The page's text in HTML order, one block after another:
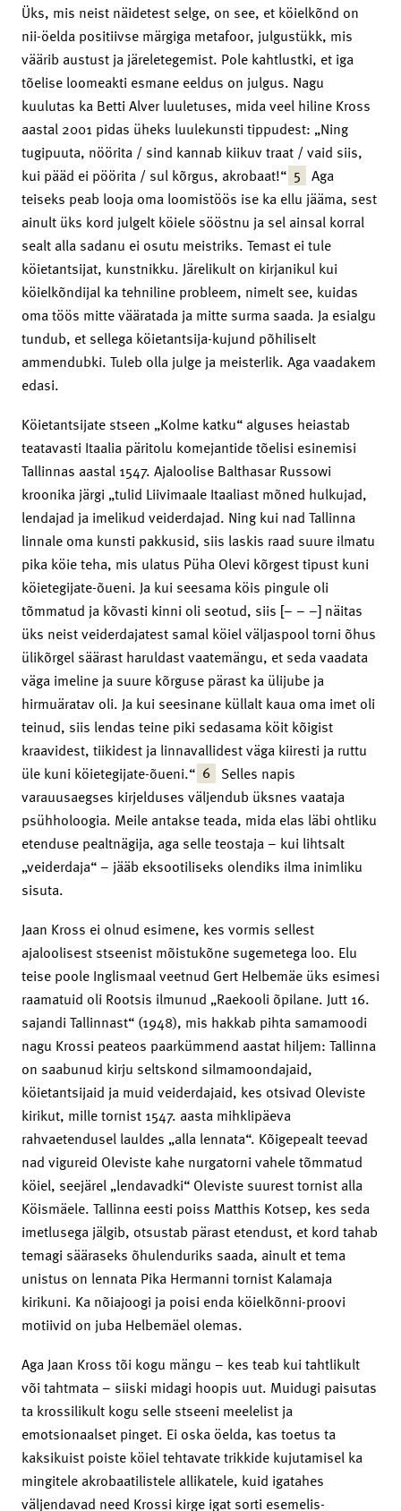
Üks, mis neist näidetest selge, on see, et köielkõnd on
nii-öelda positiivse märgiga metafoor, julgustükk, mis
väärib austust ja järeletegemist. Pole kahtlustki, et iga
tõelise loomeakti esmane eeldus on julgus. Nagu
kuulutas ka Betti Alver luuletuses, mida veel hiline Kross
aastal 2001 pidas üheks luulekunsti tippudest: „Ning
tugipuuta, nöörita / sind kannab kiikuv traat / vaid siis,
kui pääd ei pöörita / sul kõrgus, akrobaat!“ 5 Aga
teiseks peab looja oma loomistöös ise ka ellu jääma, sest
ainult üks kord julgelt köiele sööstnu ja sel ainsal korral
sealt alla sadanu ei osutu meistriks. Temast ei tule
köietantsijat, kunstnikku. Järelikult on kirjanikul kui
köielkõndijal ka tehniline probleem, nimelt see, kuidas
oma töös mitte vääratada ja mitte surma saada. Ja esialgu
tundub, et sellega köietantsija-kujund põhiliselt
ammendubki. Tuleb olla julge ja meisterlik. Aga vaadakem
edasi.
Köietantsijate stseen „Kolme katku“ alguses heiastab
teatavasti Itaalia päritolu komejantide tõelisi esinemisi
Tallinnas aastal 1547. Ajaloolise Balthasar Russowi
kroonika järgi „tulid Liivimaale Itaaliast mõned hulkujad,
lendajad ja imelikud veiderdajad. Ning kui nad Tallinna
linnale oma kunsti pakkusid, siis laskis raad suure ilmatu
pika köie teha, mis ulatus Püha Olevi kõrgest tipust kuni
köietegijate-õueni. Ja kui seesama köis pingule oli
tõmmatud ja kõvasti kinni oli seotud, siis [– – –] näitas
üks neist veiderdajatest samal köiel väljaspool torni õhus
ülikõrgel säärast haruldast vaatemängu, et seda vaadata
väga imeline ja suure kõrguse pärast ka ülijube ja
hirmuäratav oli. Ja kui seesinane küllalt kaua oma imet oli
teinud, siis lendas teine piki sedasama köit kõigist
kraavidest, tiikidest ja linnavallidest väga kiiresti ja ruttu
üle kuni köietegijate-õueni.“ 6 Selles napis
varauusaegses kirjelduses väljendub üksnes vaataja
psühholoogia. Meile antakse teada, mida elas läbi ohtliku
etenduse pealtnägija, aga selle teostaja – kui lihtsalt
„veiderdaja“ – jääb eksootiliseks olendiks ilma inimliku
sisuta.
Jaan Kross ei olnud esimene, kes vormis sellest
ajaloolisest stseenist mõistukõne sugemetega loo. Elu
teise poole Inglismaal veetnud Gert Helbemäe üks esimesi
raamatuid oli Rootsis ilmunud „Raekooli õpilane. Jutt 16.
sajandi Tallinnast“ (1948), mis hakkab pihta samamoodi
nagu Krossi peateos paarkümmend aastat hiljem: Tallinna
on saabunud kirju seltskond silmamoondajaid,
köietantsijaid ja muid veiderdajaid, kes otsivad Oleviste
kirikut, mille tornist 1547. aasta mihklipäeva
rahvaetendusel lauldes „alla lennata“. Kõigepealt teevad
nad vigureid Oleviste kahe nurgatorni vahele tõmmatud
köiel, seejärel „lendavadki“ Oleviste suurest tornist alla
Köismäele. Tallinna eesti poiss Matthis Kotsep, kes seda
imetlusega jälgib, otsustab pärast etendust, et kord tahab
temagi sääraseks õhulenduriks saada, ainult et tema
unistus on lennata Pika Hermanni tornist Kalamaja
kirikuni. Ka nõiajoogi ja poisi enda köielkõnni-proovi
motiivid on juba Helbemäel olemas.
Aga Jaan Kross tõi kogu mängu – kes teab kui tahtlikult
või tahtmata – siiski midagi hoopis uut. Muidugi paisutas
ta krossilikult kogu selle stseeni meelelist ja
emotsionaalset pinget. Ei oska öelda, kas toetus ta
kaksikuist poiste köiel tehtavate trikkide kujutamisel ka
mingitele akrobaatilistele allikatele, kuid igatahes
väljendavad need Krossi kirge igat sorti esemelis-